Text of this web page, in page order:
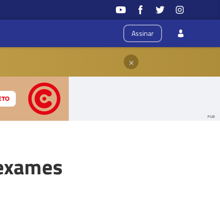
Assinar
×
PUB